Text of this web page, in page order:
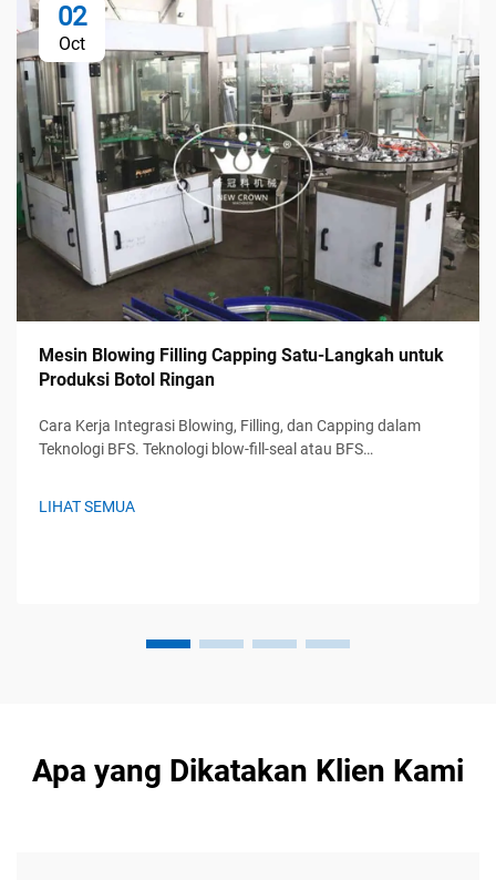
02
Oct
Mesin Blowing Filling Capping Satu-Langkah untuk
Produksi Botol Ringan
Cara Kerja Integrasi Blowing, Filling, dan Capping dalam
Teknologi BFS. Teknologi blow-fill-seal atau BFS
LIHAT SEMUA
Apa yang Dikatakan Klien Kami